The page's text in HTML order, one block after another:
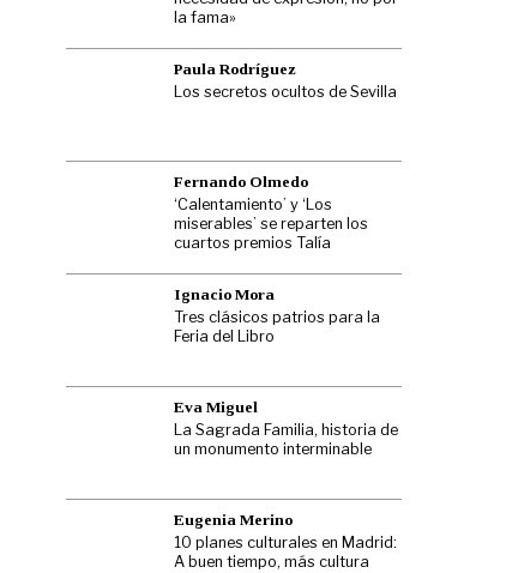
la fama»
Paula Rodríguez
Los secretos ocultos de Sevilla
Fernando Olmedo
‘Calentamiento’ y ‘Los
miserables’ se reparten los
cuartos premios Talía
Ignacio Mora
Tres clásicos patrios para la
Feria del Libro
Eva Miguel
La Sagrada Familia, historia de
un monumento interminable
Eugenia Merino
10 planes culturales en Madrid:
A buen tiempo, más cultura